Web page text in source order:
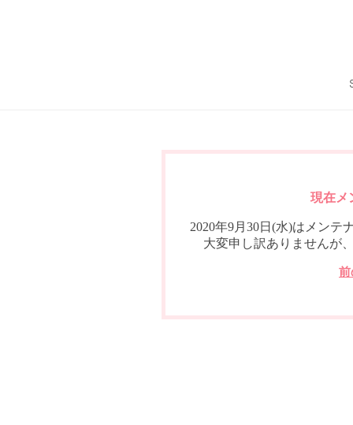
現在メ
2020年9月30日(水)はメンテ
大変申し訳ありませんが
前